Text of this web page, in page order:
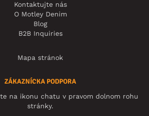
Kontaktujte nás
O Motley Denim
Blog
B2B Inquiries
Mapa stránok
ZÁKAZNÍCKA PODPORA
na ikonu chatu v pravom dolnom rohu
stránky.